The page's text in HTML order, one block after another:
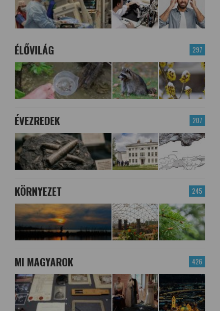
297
ÉLŐVILÁG
207
ÉVEZREDEK
245
KÖRNYEZET
426
MI MAGYAROK